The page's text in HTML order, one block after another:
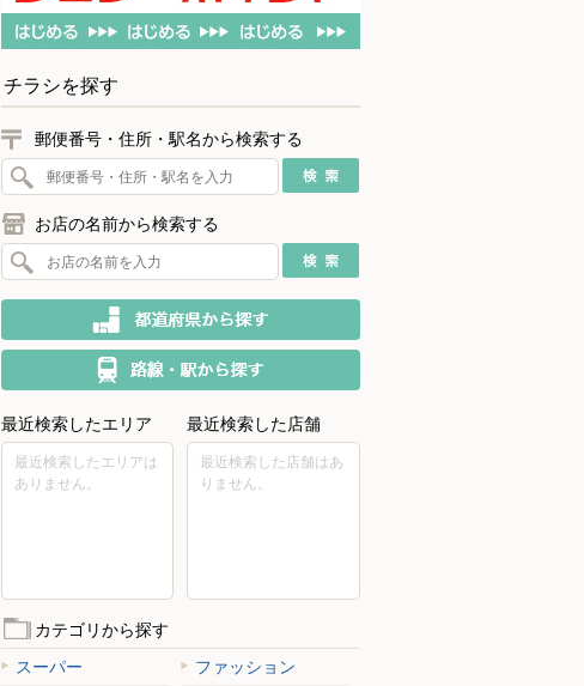
チラシを探す
郵便番号・住所・駅名から検索する
お店の名前から検索する
最近検索したエリア
最近検索したエリアは
ありません。
最近検索した店舗
最近検索した店舗はあ
りません。
カテゴリから探す
スーパー
ファッション